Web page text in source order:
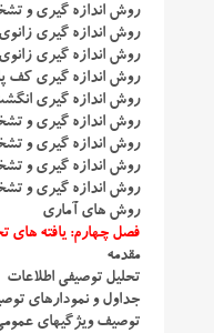
روش اندازه گیری و
روش اندازه گیری
روش اندازه گیری
روش اندازه گیری کف
روش اندازه گیری
روش اندازه گیری و
روش اندازه گیری و
روش اندازه گیری و
روش اندازه گیری و
روش های آماری
فصل چهارم: یافته های
مقدمه
تحلیل توصیفی اطلاعات
جداول و نمودارهای
توصیف ویژگیهای